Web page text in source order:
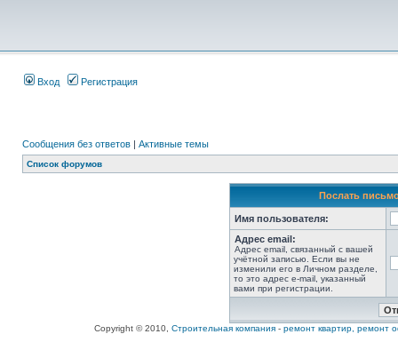
Вход Регистрация
Сообщения без ответов | Активные темы
Список форумов
Послать
Имя пользователя:
Адрес email:
Адрес email, связанный с вашей
учётной записью. Если вы не
изменили его в Личном разделе,
то это адрес e-mail, указанный
вами при регистрации.
Copyright © 2010, Строительная компания - ремонт квартир, ремонт